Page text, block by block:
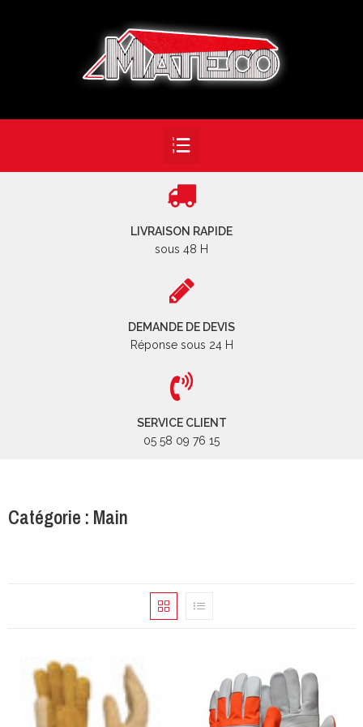
LIVRAISON RAPIDE
sous 48 H
DEMANDE DE DEVIS
Réponse sous 24 H
SERVICE CLIENT
05 58 09 76 15
Catégorie : Main